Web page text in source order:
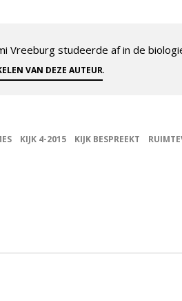
Vreeburg studeerde af in de
VAN DEZE AUTEUR.
KIJK 4-2015 KIJK BESPREEKT